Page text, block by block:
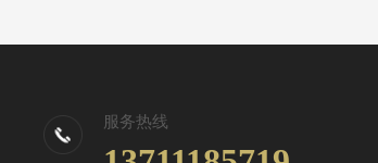
服务热线